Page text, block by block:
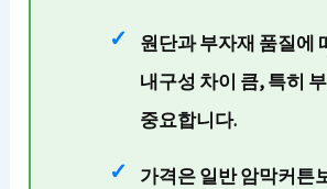
원단과 부자재 품질에
내구성 차이 큼, 특히
중요합니다.
가격은 일반 암막커튼